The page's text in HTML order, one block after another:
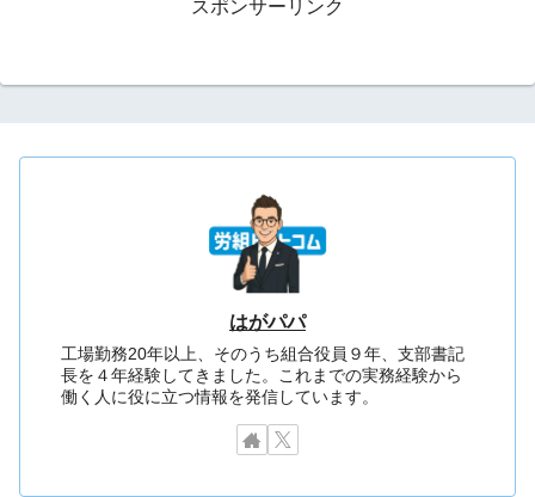
スポンサーリンク
はがパパ
工場勤務20年以上、そのうち組合役員９年、支部書記
長を４年経験してきました。これまでの実務経験から
働く人に役に立つ情報を発信しています。